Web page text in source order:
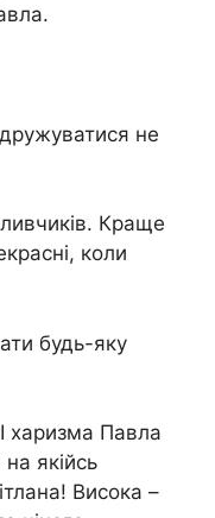
не
Краще
коли
будь-яку
харизма Павла
якійсь
Висока –